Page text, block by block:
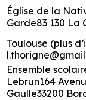
Église de la
Garde83 130 La
Toulouse (plus
Ensemble
Lebrun164
Gaulle33200